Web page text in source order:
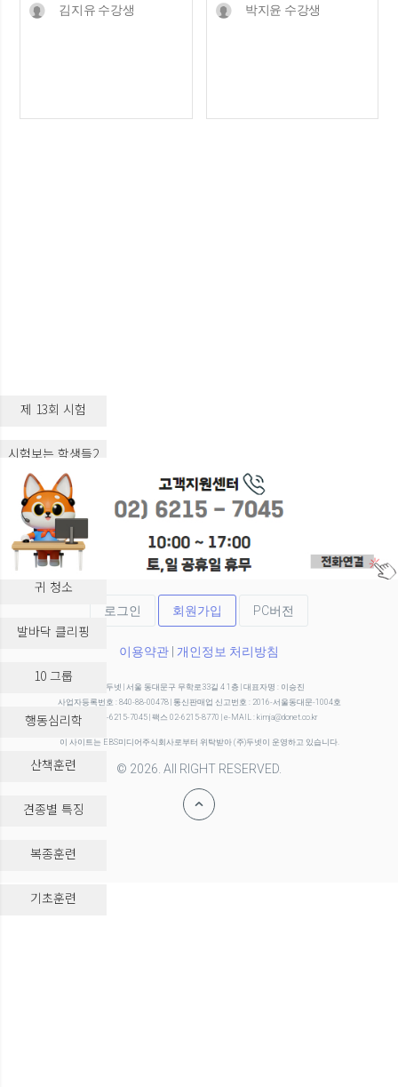
김지유 수강생 박지윤 수강생
제 13회 시험
시험보는 학생들2
시험보는 학생들3
실습 교육
귀 청소
발바닥 클리핑
10 그룹
행동심리학
산책훈련
견종별 특징
복종훈련
기초훈련
로그인 회원가입 PC버전
이용약관 개인정보 처리방침
(주)두넷 | 서울 동대문구 무학로33길 4 1층 | 대표자명 : 이승진
사업자등록번호 : 840-88-00478 | 통신판매업 신고번호 : 2016-서울동대문-1004호
전화 02-6215-7045 | 팩스 02-6215-8770 | e-MAIL : kimja@donet.co.kr
이 사이트는 EBS미디어주식회사로부터 위탁받아 (주)두넷이 운영하고 있습니다.
© 2026. All RIGHT RESERVED.